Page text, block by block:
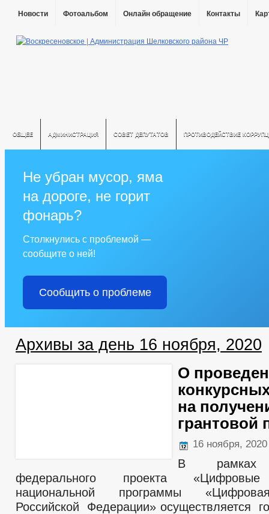
Новости Фотоальбом Онлайн обращение Контакты
ОБЩЕЕ АДМИНИСТРАЦИЯ СОВЕТ ДЕПУТАТОВ ПРОТИВОДЕЙСТВИЕ
Не убран мусор, яма
на дороге, не горит
фонарь?
Столкнулись с проблемой —
сообщите о ней!
Сообщить о проблеме
Архивы за день 16 ноября, 2020
О
на
грантовой
16 ноября,
В рамках
федерального проекта «Цифровые
национальной программы
Российской Федерации» осуществляется